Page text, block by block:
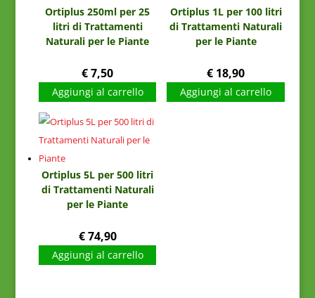
Ortiplus 250ml per 25
litri di Trattamenti
Naturali per le Piante
€7,50
Aggiungi al carrello
Ortiplus 1L per 100 litri
di Trattamenti Naturali
per le Piante
€ 18,90
Aggiungi al carrello
Ortiplus 5L per 500 litri
di Trattamenti Naturali
per le Piante
€74,90
Aggiungi al carrello